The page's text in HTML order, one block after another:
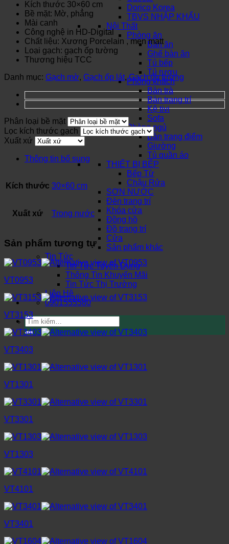
Dorico Korea
TBVS NHẬP KHẨU
Nội Thất
Phòng ăn
Bàn ăn
Ghế bàn ăn
Tủ bếp
Tủ rượu
Phòng khách
Bàn trà
Bàn trang trí
Kệ tivi
Sofa
Phòng ngủ
Bàn trang điểm
Giường
Tủ quần áo
THIẾT BỊ BẾP
Bếp Từ
Chậu Rửa
SƠN NƯỚC
Đèn trang trí
Khóa cửa
Đồng hồ
Đồ trang trí
Cửa
Sản phẩm khác
Tin Tức
Tin Tức Tuyển Dụng
Thông Tin Khuyến Mãi
Tin Tức Thị Trường
Liên Hệ
0901555580
Tìm
kiếm:
Kích thước 30×60 cm
Bề mặt: Mờ, phẳng
Mài canh
Công nghệ in HD-Digital
Chất liệu: Xương Porcelain , men matt
Loại gạch: gạch ốp tường
Thương hiệu TCC
Danh mục: Gạch mờ, Gạch ốp lát,Gạch ốp tường
Phân loại bề mặt
Lọc kích thước gạch
Xuất xứ
Thông tin bổ sung
Kích thước 30×60 cm
Xuất xứ Trong nước
Sản phẩm tương tự
VT0953
VT3153
VT3403
VT1301
VT3301
VT1303
VT4101
VT3401